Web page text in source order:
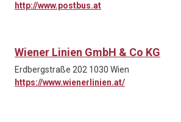
http://www.postbus.at
Wiener Linien GmbH & Co KG
Erdbergstraße 202 1030 Wien
https://www.wienerlinien.at/